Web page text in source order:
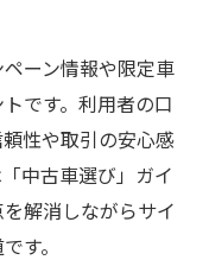
ーン情報や限定車
です。利用者の口
性や取引の安心感
中古車選び」ガイ
解消しながらサイ
す。